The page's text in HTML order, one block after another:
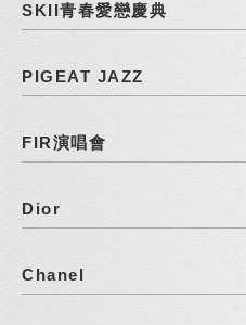
SKII青春愛戀慶典
PIGEAT JAZZ
FIR演唱會
Dior
Chanel